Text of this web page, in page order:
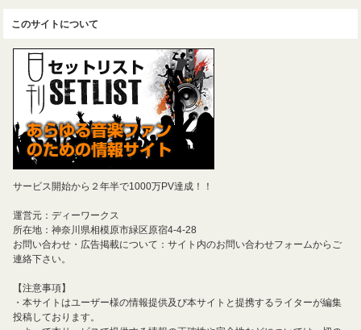
このサイトについて
サービス開始から２年半で1000万PV達成！！
運営元：ディーワークス
所在地：神奈川県相模原市緑区原宿4-4-28
お問い合わせ・広告掲載について：サイト内のお問い合わせフォームからご
連絡下さい。
【注意事項】
・本サイトはユーザー様の情報提供及び本サイトと提携するライターが編集
投稿しております。